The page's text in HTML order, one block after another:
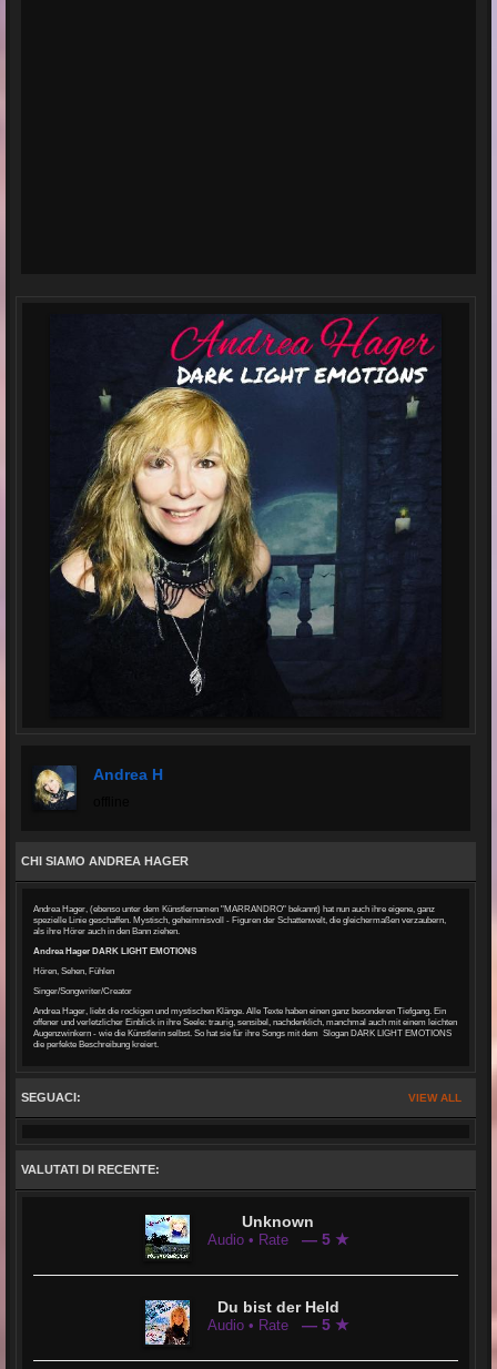
Andrea H
CHI SIAMO ANDREA HAGER
Andrea Hager, (ebenso unter dem Künstlernamen "MARRANDRO" bekannt) hat nun auch ihre eigene, ganz
spezielle Linie geschaffen. Mystisch, geheimnisvoll - Figuren der Schattenwelt, die gleichermaßen verzaubern,
als ihre Hörer auch in den Bann ziehen.
Andrea Hager DARK LIGHT EMOTIONS
Hören, Sehen, Fühlen
Singer/Songwriter/Creator
Andrea Hager, liebt die rockigen und mystischen Klänge. Alle Texte haben einen ganz besonderen Tiefgang. Ein
offener und verletzlicher Einblick in ihre Seele: traurig, sensibel, nachdenklich, manchmal auch mit einem leichten
Augenzwinkern - wie die Künstlerin selbst. So hat sie für ihre Songs mit dem Slogan DARK LIGHT EMOTIONS
die perfekte Beschreibung kreiert.
VIEW ALL
SEGUACI:
VALUTATI DI RECENTE:
Unknown
Audio • Rate — 5 ★
Du bist der Held
Audio • Rate — 5 ★